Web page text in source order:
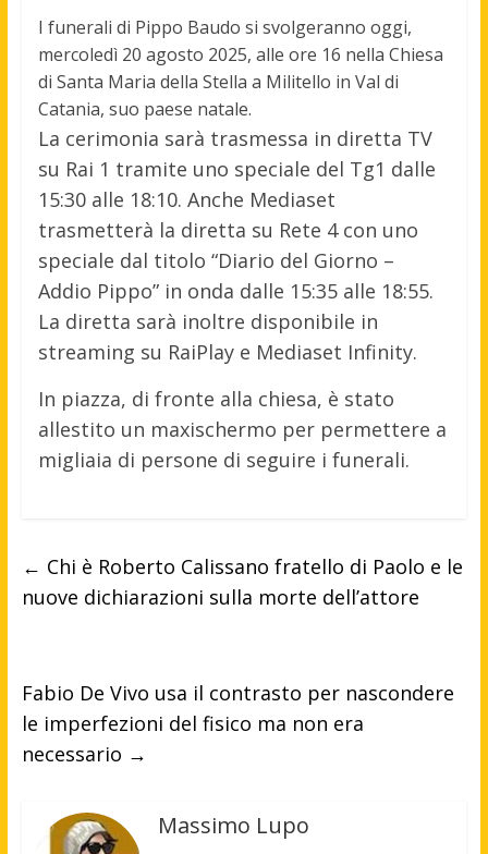
I funerali di Pippo Baudo si svolgeranno oggi,
mercoledì 20 agosto 2025, alle ore 16 nella Chiesa
di Santa Maria della Stella a Militello in Val di
Catania, suo paese natale.
La cerimonia sarà trasmessa in diretta TV
su Rai 1 tramite uno speciale del Tg1 dalle
15:30 alle 18:10. Anche Mediaset
trasmetterà la diretta su Rete 4 con uno
speciale dal titolo “Diario del Giorno –
Addio Pippo” in onda dalle 15:35 alle 18:55.
La diretta sarà inoltre disponibile in
streaming su RaiPlay e Mediaset Infinity.
In piazza, di fronte alla chiesa, è stato
allestito un maxischermo per permettere a
migliaia di persone di seguire i funerali.
← Chi è Roberto Calissano fratello di Paolo e le
nuove dichiarazioni sulla morte dell’attore
Fabio De Vivo usa il contrasto per nascondere
le imperfezioni del fisico ma non era
necessario →
Massimo Lupo